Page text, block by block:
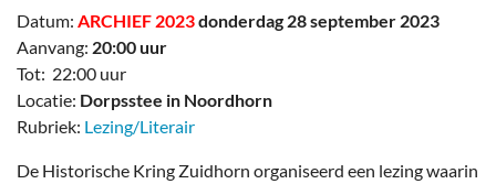
Datum: ARCHIEF 2023donderdag 28 september 2023
Aanvang: 20:00 uur
Tot: 22:00 uur
Locatie: Dorpsstee in Noordhorn
Rubriek: Lezing/Literair
De Historische Kring Zuidhorn organiseerd een lezing waarin